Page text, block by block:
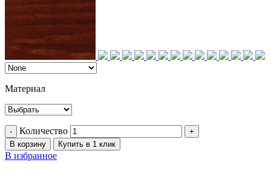
Материал
Количество
В корзину Купить в 1 клик
В избранное